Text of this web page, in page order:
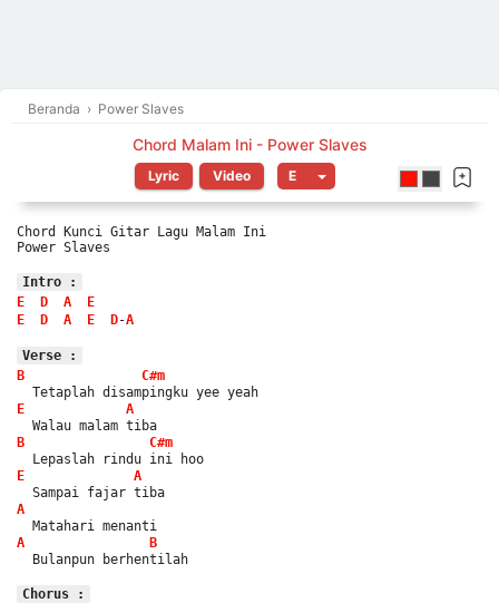
Beranda › Power Slaves
Chord Malam Ini - Power Slaves
Lyric Video
Chord Kunci Gitar Lagu Malam Ini
Power Slaves
Intro :
E
D A
E
E
D A E D-A
Verse :
B
C#m
  Tetaplah disampingku yee yeah
E
A
  Walau malam tiba
B
C#m
  Lepaslah rindu ini hoo
E
A
  Sampai fajar tiba
A
  Matahari menanti
A
B
  Bulanpun berhentilah
Chorus :